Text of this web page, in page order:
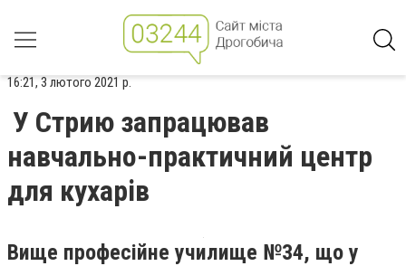
16:21, 3 лютого 2021 р.
У Стрию запрацював
навчально-практичний центр
для кухарів
Вище професійне училище №34, що у